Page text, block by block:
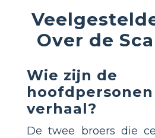
Over de
Wie zijn de
verhaal?
De twee broers die